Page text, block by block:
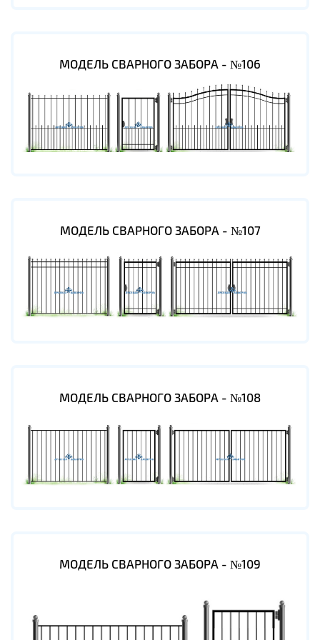
МОДЕЛЬ СВАРНОГО ЗАБОРА - №106
МОДЕЛЬ СВАРНОГО ЗАБОРА - №107
МОДЕЛЬ СВАРНОГО ЗАБОРА - №108
МОДЕЛЬ СВАРНОГО ЗАБОРА - №109